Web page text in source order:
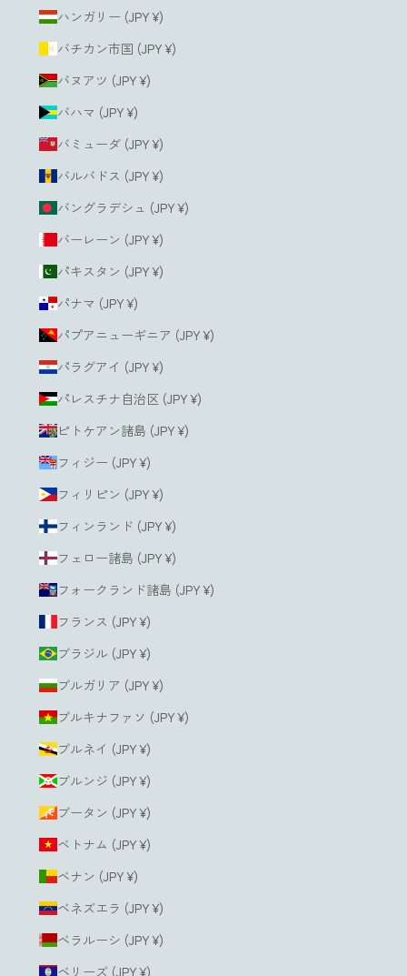
ハンガリー (JPY ¥)
バチカン市国 (JPY ¥)
バヌアツ (JPY ¥)
バハマ (JPY ¥)
バミューダ (JPY ¥)
バルバドス (JPY ¥)
バングラデシュ (JPY ¥)
バーレーン (JPY ¥)
パキスタン (JPY ¥)
パナマ (JPY ¥)
パプアニューギニア (JPY ¥)
パラグアイ (JPY ¥)
パレスチナ自治区 (JPY ¥)
ピトケアン諸島 (JPY ¥)
フィジー (JPY ¥)
フィリピン (JPY ¥)
フィンランド (JPY ¥)
フェロー諸島 (JPY ¥)
フォークランド諸島 (JPY ¥)
フランス (JPY ¥)
ブラジル (JPY ¥)
ブルガリア (JPY ¥)
ブルキナファソ (JPY ¥)
ブルネイ (JPY ¥)
ブルンジ (JPY ¥)
ブータン (JPY ¥)
ベトナム (JPY ¥)
ベナン (JPY ¥)
ベネズエラ (JPY ¥)
ベラルーシ (JPY ¥)
ベリーズ (JPY ¥)